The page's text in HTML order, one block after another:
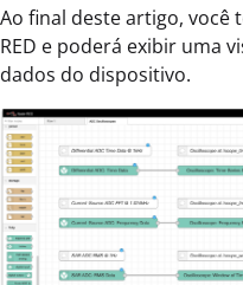
Ao final deste artigo, você
RED e poderá exibir uma
dados do dispositivo.